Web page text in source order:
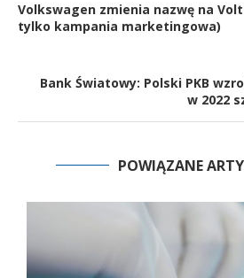
Volkswagen zmienia nazwę na
tylko kampania marketingowa)
Bank Światowy: Polski PKB
w 2022
POWIĄZANE